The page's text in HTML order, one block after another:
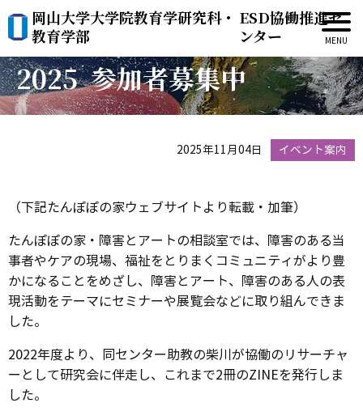
岡山大学大学院教育学研究科・
教育学部
ESD協働推進セ
ンター
障がいとアートの研究会
2025 参加者募集中
2025年11月04日 イベント案内
（下記たんぽぽの家ウェブサイトより転載・加筆）
たんぽぽの家・障害とアートの相談室では、障害のある当
事者やケアの現場、福祉をとりまくコミュニティがより豊
かになることをめざし、障害とアート、障害のある人の表
現活動をテーマにセミナーや展覧会などに取り組んできま
した。
2022年度より、同センター助教の柴川が協働のリサーチャ
ーとして研究会に伴走し、これまで2冊のZINEを発行しま
した。